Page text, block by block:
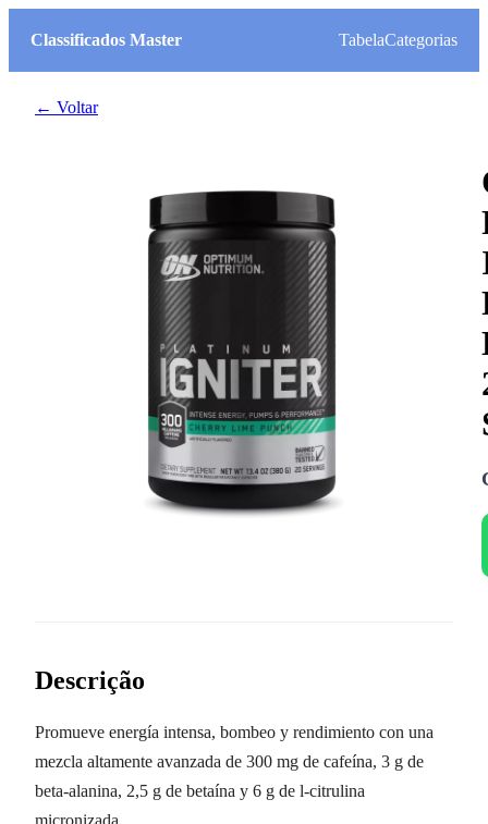
Classificados Master TabelaCategorias
← Voltar
Descrição
Promueve energía intensa, bombeo y rendimiento con una
mezcla altamente avanzada de 300 mg de cafeína, 3 g de
beta-alanina, 2,5 g de betaína y 6 g de l-citrulina
micronizada.